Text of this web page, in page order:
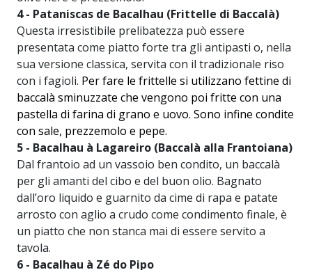
4 - Pataniscas de Bacalhau (Frittelle di Baccalà)
Questa irresistibile prelibatezza può essere
presentata come piatto forte tra gli antipasti o, nella
sua versione classica, servita con il tradizionale riso
con i fagioli. Per fare le frittelle si utilizzano fettine di
baccalà sminuzzate che vengono poi fritte con una
pastella di farina di grano e uovo. Sono infine condite
con sale, prezzemolo e pepe.
5 - Bacalhau à Lagareiro (Baccalà alla Frantoiana)
Dal frantoio ad un vassoio ben condito, un baccalà
per gli amanti del cibo e del buon olio. Bagnato
dall’oro liquido e guarnito da cime di rapa e patate
arrosto con aglio a crudo come condimento finale, è
un piatto che non stanca mai di essere servito a
tavola.
6 - Bacalhau à Zé do Pipo